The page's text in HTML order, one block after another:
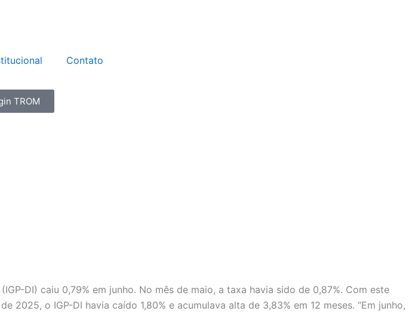
Contato
TROM
DI) caiu 0,79% em junho. No mês de maio, a taxa havia sido de 0,87%. Com este
2025, o IGP-DI havia caído 1,80% e acumulava alta de 3,83% em 12 meses. “Em junho,